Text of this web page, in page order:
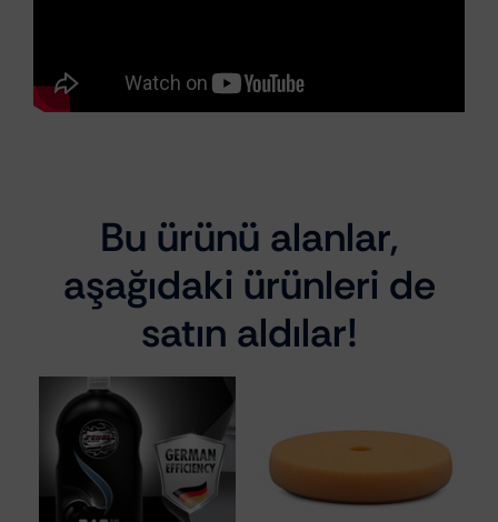
Bu ürünü alanlar,
aşağıdaki ürünleri de
satın aldılar!